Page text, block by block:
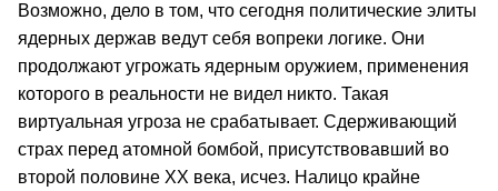
Возможно, дело в том, что сегодня политические элиты
ядерных держав ведут себя вопреки логике. Они
продолжают угрожать ядерным оружием, применения
которого в реальности не видел никто. Такая
виртуальная угроза не срабатывает. Сдерживающий
страх перед атомной бомбой, присутствовавший во
второй половине ХХ века, исчез. Налицо крайне